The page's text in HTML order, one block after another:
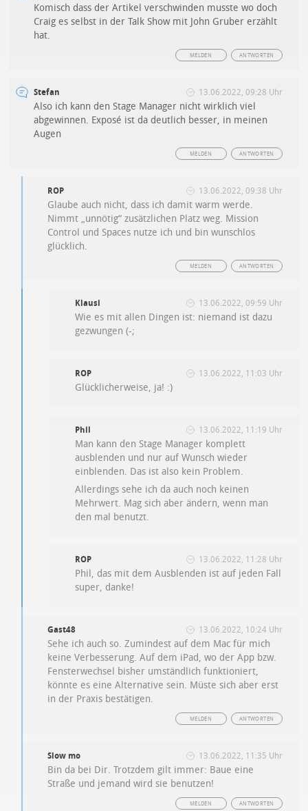
Komisch dass der Artikel verschwinden musste wo doch
Craig es selbst in der Talk Show mit John Gruber erzählt
hat.
ANTWORTEN
MELDEN
Stefan 13.06.2022, 09:28 Uhr
Also ich kann den Stage Manager nicht wirklich viel
abgewinnen. Exposé ist da deutlich besser, in meinen
Augen
ANTWORTEN
MELDEN
ROP 13.06.2022, 09:38 Uhr
Glaube auch nicht, dass ich damit warm werde.
Nimmt „unnötig“ zusätzlichen Platz weg. Mission
Control und Spaces nutze ich und bin wunschlos
glücklich.
ANTWORTEN
MELDEN
Klausi 13.06.2022, 09:59 Uhr
Wie es mit allen Dingen ist: niemand ist dazu
gezwungen (-;
ROP 13.06.2022, 11:03 Uhr
Glücklicherweise, ja! :)
Phil 13.06.2022, 11:19 Uhr
Man kann den Stage Manager komplett
ausblenden und nur auf Wunsch wieder
einblenden. Das ist also kein Problem.
Allerdings sehe ich da auch noch keinen
Mehrwert. Mag sich aber ändern, wenn man
den mal benutzt.
ROP 13.06.2022, 11:28 Uhr
Phil, das mit dem Ausblenden ist auf jeden Fall
super, danke!
Gast48 13.06.2022, 10:24 Uhr
Sehe ich auch so. Zumindest auf dem Mac für mich
keine Verbesserung. Auf dem iPad, wo der App bzw.
Fensterwechsel bisher umständlich funktioniert,
könnte es eine Alternative sein. Müste sich aber erst
in der Praxis bestätigen.
ANTWORTEN
MELDEN
Slow mo 13.06.2022, 11:35 Uhr
Bin da bei Dir. Trotzdem gilt immer: Baue eine
Straße und jemand wird sie benutzen!
ANTWORTEN
MELDEN